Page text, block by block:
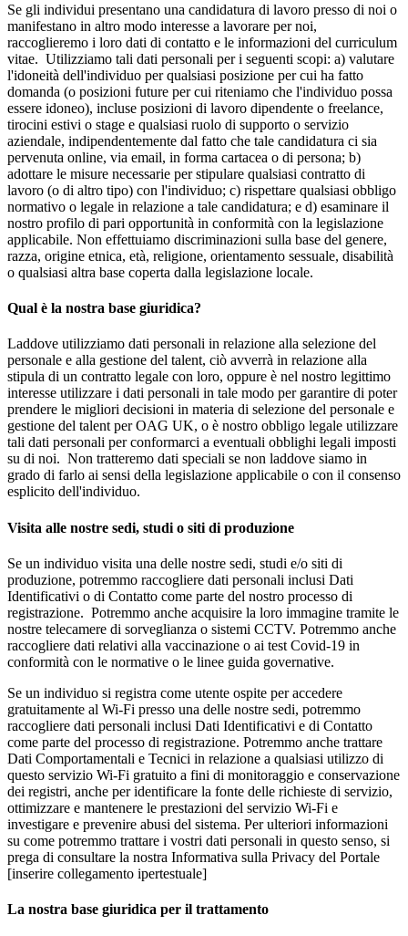
Se gli individui presentano una candidatura di lavoro presso di noi o
manifestano in altro modo interesse a lavorare per noi,
raccoglieremo i loro dati di contatto e le informazioni del curriculum
vitae. Utilizziamo tali dati personali per i seguenti scopi: a) valutare
l'idoneità dell'individuo per qualsiasi posizione per cui ha fatto
domanda (o posizioni future per cui riteniamo che l'individuo possa
essere idoneo), incluse posizioni di lavoro dipendente o freelance,
tirocini estivi o stage e qualsiasi ruolo di supporto o servizio
aziendale, indipendentemente dal fatto che tale candidatura ci sia
pervenuta online, via email, in forma cartacea o di persona; b)
adottare le misure necessarie per stipulare qualsiasi contratto di
lavoro (o di altro tipo) con l'individuo; c) rispettare qualsiasi obbligo
normativo o legale in relazione a tale candidatura; e d) esaminare il
nostro profilo di pari opportunità in conformità con la legislazione
applicabile. Non effettuiamo discriminazioni sulla base del genere,
razza, origine etnica, età, religione, orientamento sessuale, disabilità
o qualsiasi altra base coperta dalla legislazione locale.
Qual è la nostra base giuridica?
Laddove utilizziamo dati personali in relazione alla selezione del
personale e alla gestione del talent, ciò avverrà in relazione alla
stipula di un contratto legale con loro, oppure è nel nostro legittimo
interesse utilizzare i dati personali in tale modo per garantire di poter
prendere le migliori decisioni in materia di selezione del personale e
gestione del talent per OAG UK, o è nostro obbligo legale utilizzare
tali dati personali per conformarci a eventuali obblighi legali imposti
su di noi. Non tratteremo dati speciali se non laddove siamo in
grado di farlo ai sensi della legislazione applicabile o con il consenso
esplicito dell'individuo.
Visita alle nostre sedi, studi o siti di produzione
Se un individuo visita una delle nostre sedi, studi e/o siti di
produzione, potremmo raccogliere dati personali inclusi Dati
Identificativi o di Contatto come parte del nostro processo di
registrazione. Potremmo anche acquisire la loro immagine tramite le
nostre telecamere di sorveglianza o sistemi CCTV. Potremmo anche
raccogliere dati relativi alla vaccinazione o ai test Covid-19 in
conformità con le normative o le linee guida governative.
Se un individuo si registra come utente ospite per accedere
gratuitamente al Wi-Fi presso una delle nostre sedi, potremmo
raccogliere dati personali inclusi Dati Identificativi e di Contatto
come parte del processo di registrazione. Potremmo anche trattare
Dati Comportamentali e Tecnici in relazione a qualsiasi utilizzo di
questo servizio Wi-Fi gratuito a fini di monitoraggio e conservazione
dei registri, anche per identificare la fonte delle richieste di servizio,
ottimizzare e mantenere le prestazioni del servizio Wi-Fi e
investigare e prevenire abusi del sistema. Per ulteriori informazioni
su come potremmo trattare i vostri dati personali in questo senso, si
prega di consultare la nostra Informativa sulla Privacy del Portale
[inserire collegamento ipertestuale]
La nostra base giuridica per il trattamento